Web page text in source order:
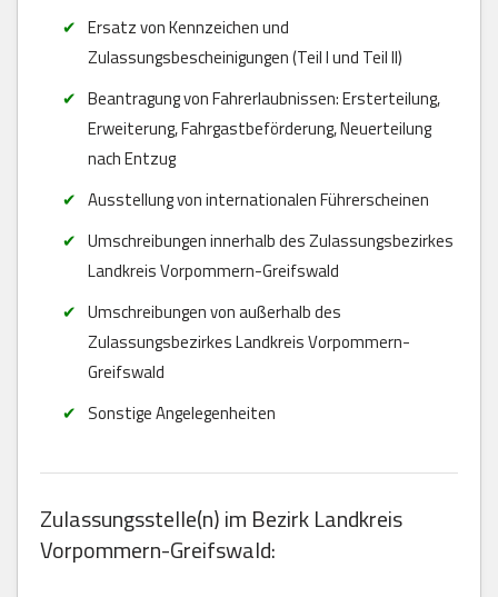
Ersatz von Kennzeichen und
Zulassungsbescheinigungen (Teil I und Teil II)
Beantragung von Fahrerlaubnissen: Ersterteilung,
Erweiterung, Fahrgastbeförderung, Neuerteilung
nach Entzug
Ausstellung von internationalen Führerscheinen
Umschreibungen innerhalb des Zulassungsbezirkes
Landkreis Vorpommern-Greifswald
Umschreibungen von außerhalb des
Zulassungsbezirkes Landkreis Vorpommern-
Greifswald
Sonstige Angelegenheiten
Zulassungsstelle(n) im Bezirk Landkreis
Vorpommern-Greifswald: